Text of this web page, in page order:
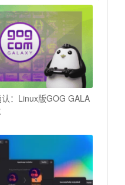
：Linux版GOG GALA